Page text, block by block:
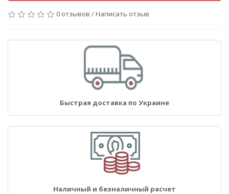
0 отзывов /Написать отзыв
Быстрая доставка по Украине
Наличный и безналичный расчет